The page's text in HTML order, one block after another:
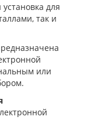
для
так и
или